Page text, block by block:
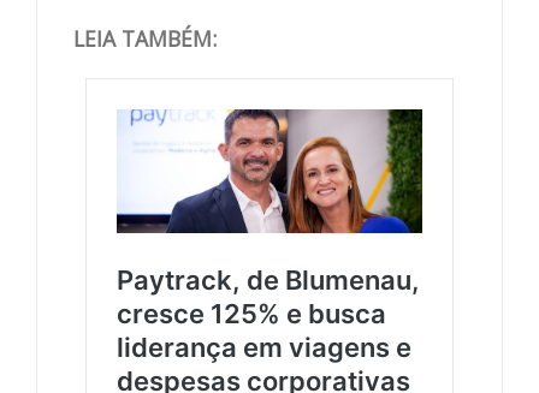
LEIA TAMBÉM: